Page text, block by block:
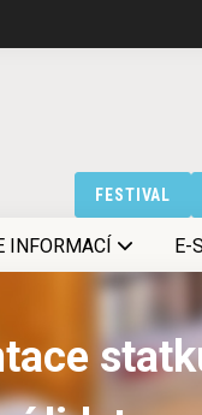
FESTIVAL
INFORMACÍ E-